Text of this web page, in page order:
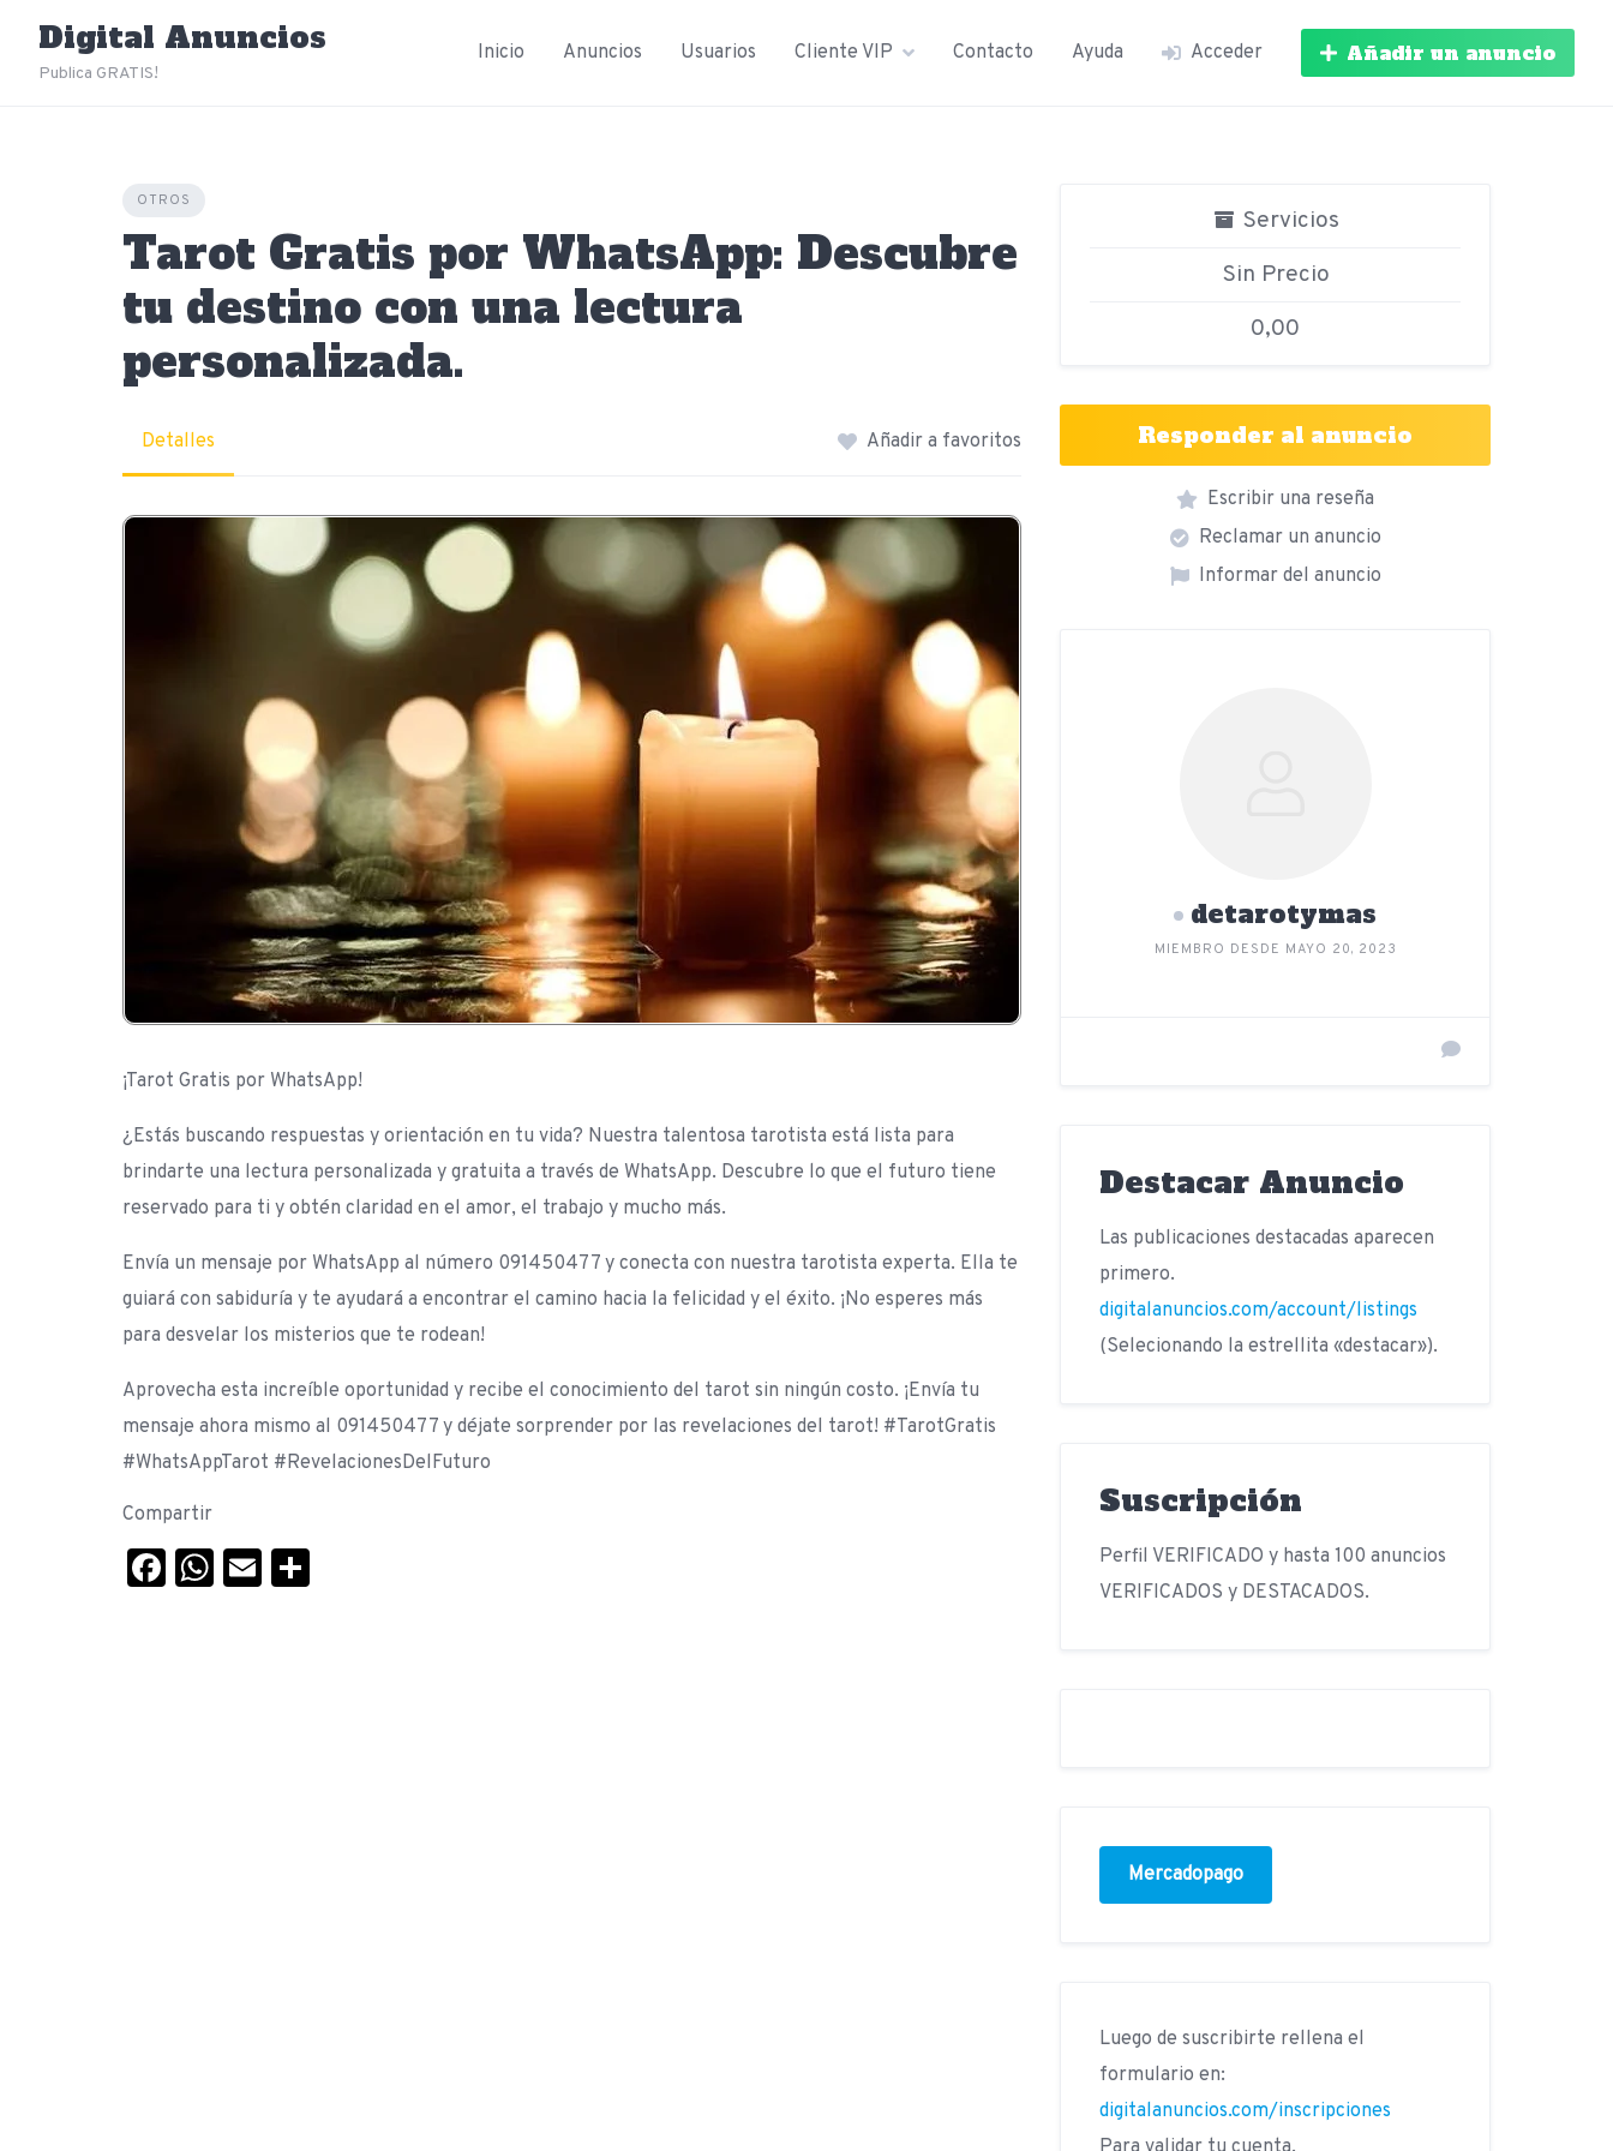
content
Digital Anuncios
Publica GRATIS!
Inicio Anuncios Usuarios Cliente VIP Contacto Ayuda Acceder Añadir un anuncio
OTROS
Tarot Gratis por WhatsApp: Descubre
tu destino con una lectura
personalizada.
Detalles Añadir a favoritos
¡Tarot Gratis por WhatsApp!
¿Estás buscando respuestas y orientación en tu vida? Nuestra talentosa tarotista está lista para
brindarte una lectura personalizada y gratuita a través de WhatsApp. Descubre lo que el futuro tiene
reservado para ti y obtén claridad en el amor, el trabajo y mucho más.
Envía un mensaje por WhatsApp al número 091450477 y conecta con nuestra tarotista experta. Ella te
guiará con sabiduría y te ayudará a encontrar el camino hacia la felicidad y el éxito. ¡No esperes más
para desvelar los misterios que te rodean!
Aprovecha esta increíble oportunidad y recibe el conocimiento del tarot sin ningún costo. ¡Envía tu
mensaje ahora mismo al 091450477 y déjate sorprender por las revelaciones del tarot! #TarotGratis
#WhatsAppTarot #RevelacionesDelFuturo
Compartir
Facebook
WhatsApp
Email
Servicios
Sin Precio
0,00
Responder al anuncio
Escribir una reseña
Reclamar un anuncio
Informar del anuncio
detarotymas
MIEMBRO DESDE MAYO 20, 2023
Destacar Anuncio
Las publicaciones destacadas aparecen
primero.
digitalanuncios.com/account/listings
(Selecionando la estrellita «destacar»).
Suscripción
Perfil VERIFICADO y hasta 100 anuncios
VERIFICADOS y DESTACADOS.
Mercadopago
Luego de suscribirte rellena el
formulario en:
digitalanuncios.com/inscripciones